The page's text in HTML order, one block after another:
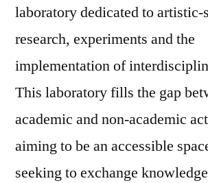
laboratory dedicated to
research, experiments and the
implementation of
This laboratory fills the gap
academic and non-academic
aiming to be an accessible
seeking to exchange